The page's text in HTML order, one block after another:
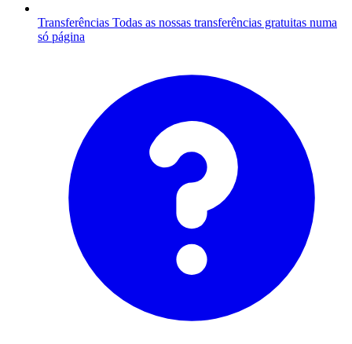
Transferências Todas as nossas transferências gratuitas numa
só página